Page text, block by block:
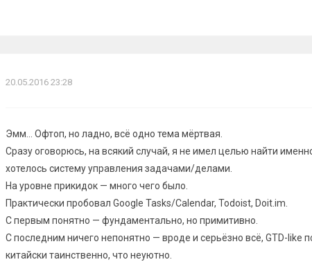
20.05.2016 23:28
Эмм... Офтоп, но ладно, всё одно тема мёртвая.
Сразу оговорюсь, на всякий случай, я не имел целью найти
хотелось систему управления задачами/делами.
На уровне прикидок — много чего было.
Практически пробовал Google Tasks/Calendar, Todoist, Doit.im.
С первым понятно — фундаментально, но примитивно.
С последним ничего непонятно — вроде и серьёзно всё, GTD-like
китайски таинственно, что неуютно.